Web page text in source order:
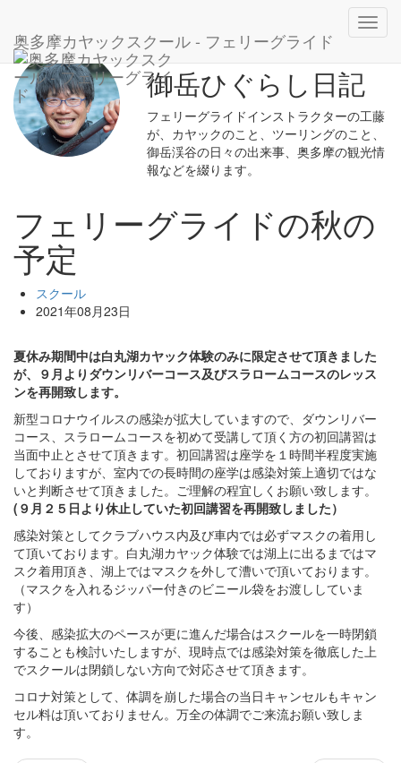
奥多摩カヤックスクール - フェリーグライド
フェリーグライドの秋の予定
御岳ひぐらし日記
フェリーグライドインストラクターの工藤
が、カヤックのこと、ツーリングのこと、
御岳渓谷の日々の出来事、奥多摩の観光情
報などを綴ります。
フェリーグライドの秋の
予定
スクール
2021年08月23日
夏休み期間中は白丸湖カヤック体験のみに限定させて頂きました
が、９月よりダウンリバーコース及びスラロームコースのレッス
ンを再開致します。
新型コロナウイルスの感染が拡大していますので、ダウンリバー
コース、スラロームコースを初めて受講して頂く方の初回講習は
当面中止とさせて頂きます。初回講習は座学を１時間半程度実施
しておりますが、室内での長時間の座学は感染対策上適切ではな
いと判断させて頂きました。ご理解の程宜しくお願い致します。
(９月２５日より休止していた初回講習を再開致しました）
感染対策としてクラブハウス内及び車内では必ずマスクの着用し
て頂いております。白丸湖カヤック体験では湖上に出るまではマ
スク着用頂き、湖上ではマスクを外して漕いで頂いております。
（マスクを入れるジッパー付きのビニール袋をお渡ししていま
す）
今後、感染拡大のペースが更に進んだ場合はスクールを一時閉鎖
することも検討いたしますが、現時点では感染対策を徹底した上
でスクールは閉鎖しない方向で対応させて頂きます。
コロナ対策として、体調を崩した場合の当日キャンセルもキャン
セル料は頂いておりません。万全の体調でご来流お願い致しま
す。